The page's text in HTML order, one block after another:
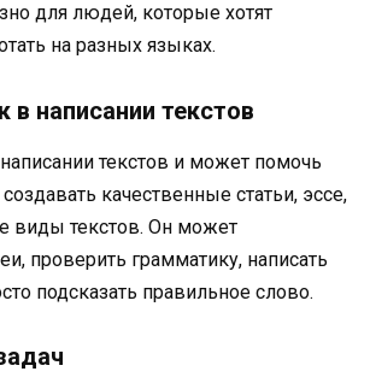
для людей, которые хотят
на разных языках.
написании текстов
текстов и может помочь
качественные статьи, эссе,
виды текстов. Он может
проверить грамматику, написать
подсказать правильное слово.